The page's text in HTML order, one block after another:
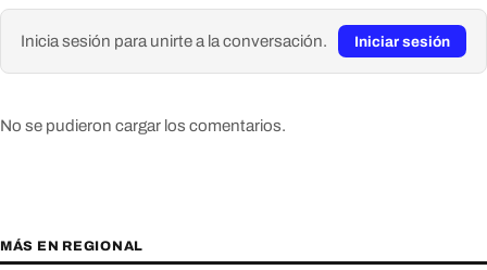
Inicia sesión para unirte a la conversación. Iniciar sesión
No se pudieron cargar los comentarios.
MÁS EN REGIONAL